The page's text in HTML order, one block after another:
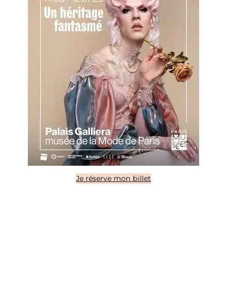
Je réserve mon billet